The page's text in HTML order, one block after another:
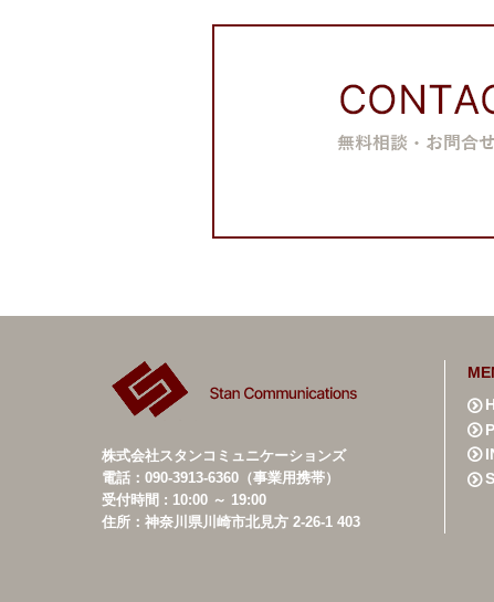
株式会社スタンコミュニケーションズ
電話：090-3913-6360（事業用携帯）
受付時間 : 10:00 ～ 19:00
住所：神奈川県川崎市北見方 2-26-1 403